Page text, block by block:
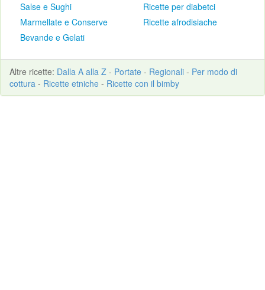
Salse e Sughi
Marmellate e Conserve
Bevande e Gelati
Ricette per diabetci
Ricette afrodisiache
Altre ricette: Dalla A alla Z - Portate - Regionali - Per modo di
cottura - Ricette etniche - Ricette con il bimby